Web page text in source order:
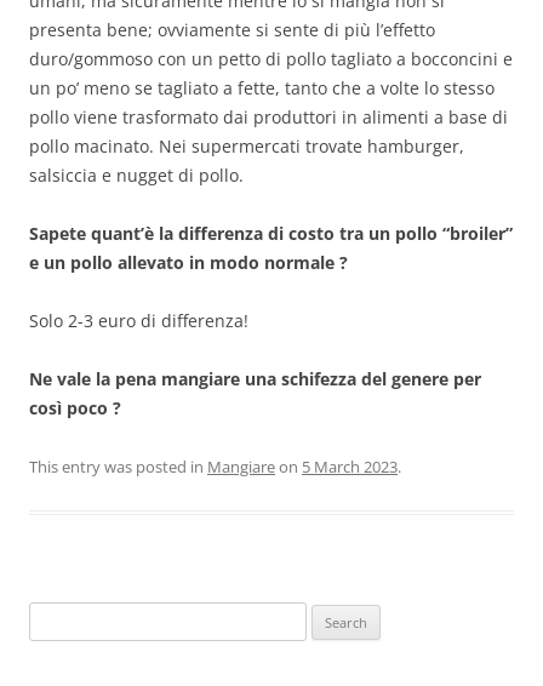
presenta bene; ovviamente si sente di più l’effetto
duro/gommoso con un petto di pollo tagliato a bocconcini e
un po’ meno se tagliato a fette, tanto che a volte lo stesso
pollo viene trasformato dai produttori in alimenti a base di
pollo macinato. Nei supermercati trovate hamburger,
salsiccia e nugget di pollo.
Sapete quant’è la differenza di costo tra un pollo “broiler”
e un pollo allevato in modo normale ?
Solo 2-3 euro di differenza!
Ne vale la pena mangiare una schifezza del genere per
così poco ?
This entry was posted in Mangiareon 5 March 2023.
for: